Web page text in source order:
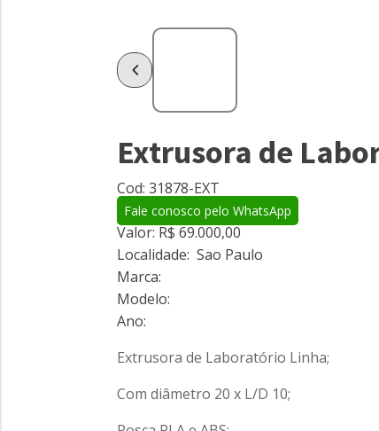
Extrusora de
Cod: 31878-EXT
Fale conosco pelo WhatsApp
Valor: R$ 69.000,00
Localidade: Sao Paulo
Marca:
Modelo:
Ano:
Extrusora de Laboratório Linha;
Com diâmetro 20 x L/D 10;